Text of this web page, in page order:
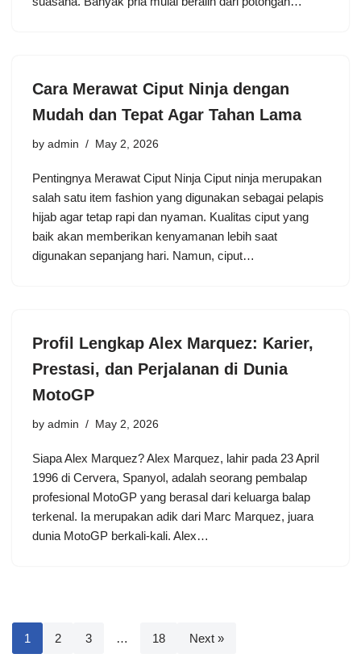
Cara Merawat Ciput Ninja dengan
Mudah dan Tepat Agar Tahan Lama
by admin May 2, 2026
Pentingnya Merawat Ciput Ninja Ciput ninja merupakan
salah satu item fashion yang digunakan sebagai pelapis
hijab agar tetap rapi dan nyaman. Kualitas ciput yang
baik akan memberikan kenyamanan lebih saat
digunakan sepanjang hari. Namun, ciput…
Profil Lengkap Alex Marquez: Karier,
Prestasi, dan Perjalanan di Dunia
MotoGP
by admin May 2, 2026
Siapa Alex Marquez? Alex Marquez, lahir pada 23 April
1996 di Cervera, Spanyol, adalah seorang pembalap
profesional MotoGP yang berasal dari keluarga balap
terkenal. Ia merupakan adik dari Marc Marquez, juara
dunia MotoGP berkali-kali. Alex…
1 2 3 … 18 Next »